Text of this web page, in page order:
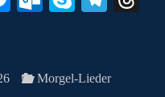
ng ok
a
Morgel-Lieder